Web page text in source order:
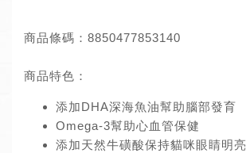
商品條碼：8850477853140
商品特色：
添加DHA深海魚油幫助腦部發育
Omega-3幫助心血管保健
添加天然牛磺酸保持貓咪眼睛明亮